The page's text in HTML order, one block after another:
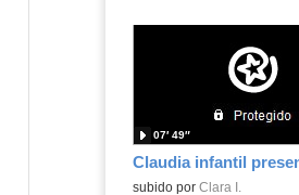
Claudia infantil
subido por Clara I.
07′ 49″